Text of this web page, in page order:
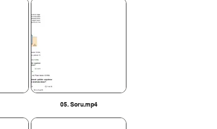
05. Soru.mp4